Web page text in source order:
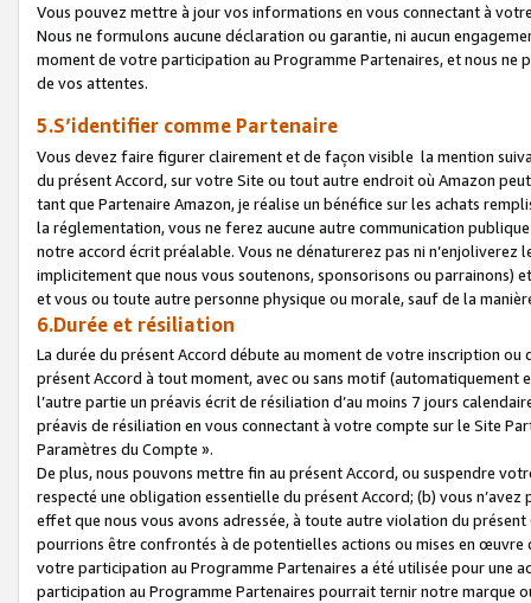
Vous pouvez mettre à jour vos informations en vous connectant à
Nous ne formulons aucune déclaration ou garantie, ni aucun
moment de votre participation au Programme Partenaires, et nous
de vos attentes.
5.S’identifier comme Partenaire
Vous devez faire figurer clairement et de façon visible la mention
du présent Accord, sur votre Site ou tout autre endroit où Amazon
tant que Partenaire Amazon, je réalise un bénéfice sur les achats
la réglementation, vous ne ferez aucune autre communication
notre accord écrit préalable. Vous ne dénaturerez pas ni
implicitement que nous vous soutenons, sponsorisons ou parrainons)
et vous ou toute autre personne physique ou morale, sauf de la
6.Durée et résiliation
La durée du présent Accord débute au moment de votre inscription
présent Accord à tout moment, avec ou sans motif (automatiquement
l’autre partie un préavis écrit de résiliation d’au moins 7 jours
préavis de résiliation en vous connectant à votre compte sur le Site
Paramètres du Compte ».
De plus, nous pouvons mettre fin au présent Accord, ou suspendre
respecté une obligation essentielle du présent Accord; (b) vous
effet que nous vous avons adressée, à toute autre violation du
pourrions être confrontés à de potentielles actions ou mises en
votre participation au Programme Partenaires a été utilisée pour une
participation au Programme Partenaires pourrait ternir notre marque